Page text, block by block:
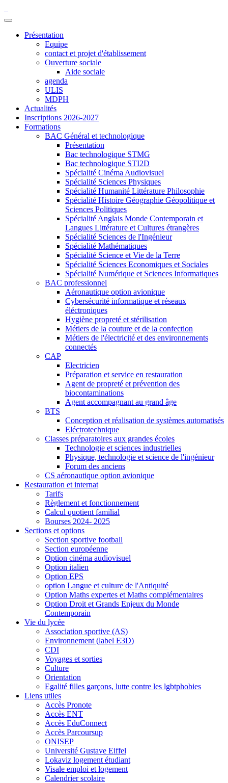
Présentation
Equipe
contact et projet d'établissement
Ouverture sociale
Aide sociale
agenda
ULIS
MDPH
Actualités
Inscriptions 2026-2027
Formations
BAC Général et technologique
Présentation
Bac technologique STMG
Bac technologique STI2D
Spécialité Cinéma Audiovisuel
Spécialité Sciences Physiques
Spécialité Humanité Littérature Philosophie
Spécialité Histoire Géographie Géopolitique et
Sciences Politiques
Spécialité Anglais Monde Contemporain et
Langues Littérature et Cultures étrangères
Spécialité Sciences de l'Ingénieur
Spécialité Mathématiques
Spécialité Science et Vie de la Terre
Spécialité Sciences Economiques et Sociales
Spécialité Numérique et Sciences Informatiques
BAC professionnel
Aéronautique option avionique
Cybersécurité informatique et réseaux
éléctroniques
Hygiène propreté et stérilisation
Métiers de la couture et de la confection
Métiers de l'électricité et des environnements
connectés
CAP
Electricien
Préparation et service en restauration
Agent de propreté et prévention des
biocontaminations
Agent accompagnant au grand âge
BTS
Conception et réalisation de systèmes automatisés
Eléctrotechnique
Classes préparatoires aux grandes écoles
Technologie et sciences industrielles
Physique, technologie et science de l'ingénieur
Forum des anciens
CS aéronautique option avionique
Restauration et internat
Tarifs
Règlement et fonctionnement
Calcul quotient familial
Bourses 2024- 2025
Sections et options
Section sportive football
Section européenne
Option cinéma audiovisuel
Option italien
Option EPS
option Langue et culture de l'Antiquité
Option Maths expertes et Maths complémentaires
Option Droit et Grands Enjeux du Monde
Contemporain
Vie du lycée
Association sportive (AS)
Environnement (label E3D)
CDI
Voyages et sorties
Culture
Orientation
Egalité filles garçons, lutte contre les lgbtphobies
Liens utiles
Accès Pronote
Accès ENT
Accès EduConnect
Accès Parcoursup
ONISEP
Université Gustave Eiffel
Lokaviz logement étudiant
Visale emploi et logement
Calendrier scolaire